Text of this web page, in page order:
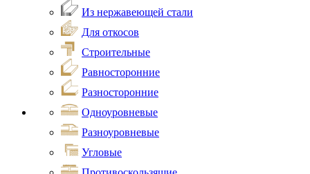
Из нержавеющей стали
Для откосов
Строительные
Равносторонние
Разносторонние
Одноуровневые
Разноуровневые
Угловые